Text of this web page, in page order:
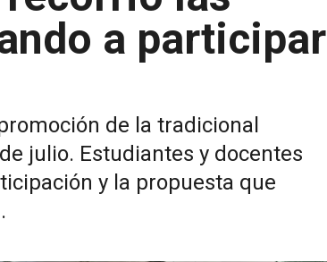
a participar
de la tradicional
julio. Estudiantes y docentes
y la propuesta que